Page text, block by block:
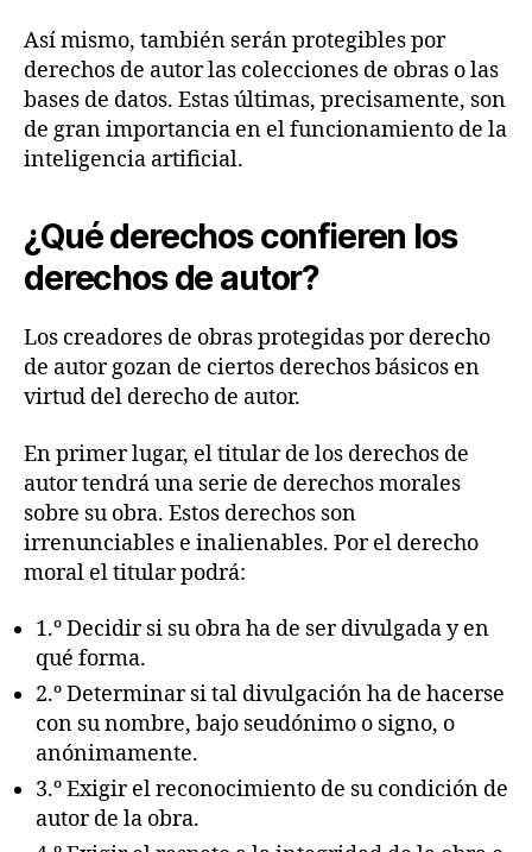
Así mismo, también serán protegibles por
derechos de autor las colecciones de obras o las
bases de datos. Estas últimas, precisamente, son
de gran importancia en el funcionamiento de la
inteligencia artificial.
¿Qué derechos confieren los
derechos de autor?
Los creadores de obras protegidas por derecho
de autor gozan de ciertos derechos básicos en
virtud del derecho de autor.
En primer lugar, el titular de los derechos de
autor tendrá una serie de derechos morales
sobre su obra. Estos derechos son
irrenunciables e inalienables. Por el derecho
moral el titular podrá:
1.º Decidir si su obra ha de ser divulgada y en
qué forma.
2.º Determinar si tal divulgación ha de hacerse
con su nombre, bajo seudónimo o signo, o
anónimamente.
3.º Exigir el reconocimiento de su condición de
autor de la obra.